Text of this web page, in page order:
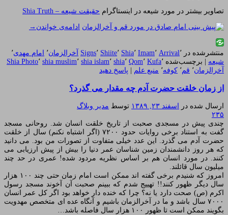
تصاویر بیشتر در مورد شیعه در اینستاگرام حقیقت شیعه – Shia Truth
ادامه‌ی خواندن →
منتشرشده در Arrival٬ Imam٬ Shia٬ Shiite٬ Signs٬ آخرالزمان٬ امام مهدی٬
شیعه
برچسب‌شده Kufa٬ Qom٬ shia٬ shia islam٬ shia muslim٬ Shia Photo٬
آخرالزمان٬ قم٬ کوفه٬ منبع علم پاسخ دهید
از زمان خلقت حضرت آدم چه مقدار می گذرد؟
ارسال شده در اسفند ۲۳, ۱۳۸۹ توسط مدیر وبلاگ
۲۳۵
چندی پیش در مسجدی صحبت از تاریخ خلقت انسان شد. روحانی مسجد
گفت به استناد برخی روایات حدود ۷۲۰۰ (اگر اشتباه نکنم) سال از خلقت
حضرت آدم می گذرد. این عدد خیلی متفاوت از تصورات من بود. می دانید
که هر روز دانشمندان زمین شناسان عمر دنیا را بیش از پیش ارزیابی می
کنند. در مورد انسان هم بر اساس نظریه مردود شده! عمری در حد چند
میلیون سال قائلند.
امروز که شنیدم برخی گفته اند ممکن است امام زمان حتی چند ۱۰۰ هزار
سال دیگر ظهور کنند!! تهییج شدم که ببینم صحبت آن آخوند مسجد رسول
اکرم (ص) صحت دارد یا نه؟ چرا که خنده دار خواهد بود اگر کل عمر انسان
۷۰۰۰ سال باشد و ما در آخرالزمان باشیم و آنگاه عده ای متخصص مهدویت
بگویند ممکن است تا ظهور ۱۰۰ هزار سال فاصله باشد…